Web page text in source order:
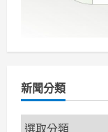
地
者
督
導
新聞分類
新